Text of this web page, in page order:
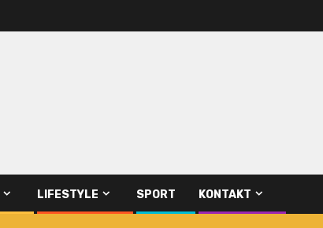
LIFESTYLE SPORT KONTAKT